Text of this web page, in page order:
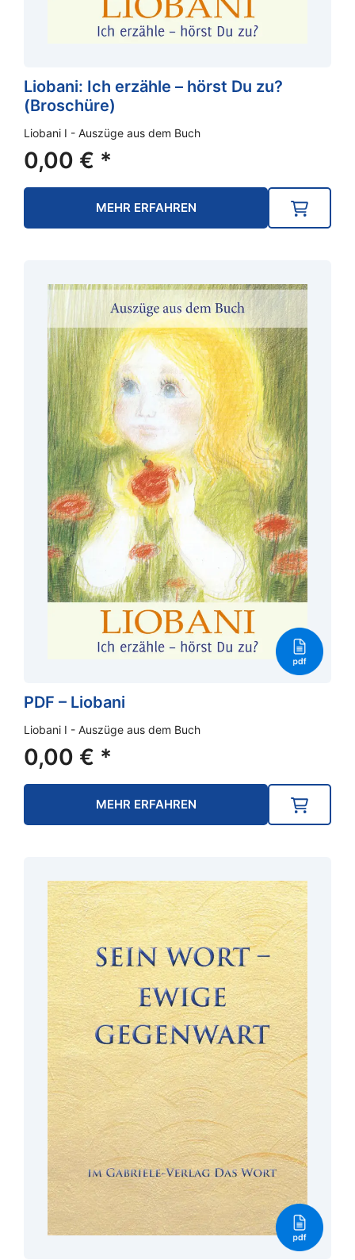
Liobani: Ich erzähle – hörst Du zu?
(Broschüre)
Liobani I - Auszüge aus dem Buch
0,00 € *
MEHR ERFAHREN
PDF – Liobani
Liobani I - Auszüge aus dem Buch
0,00 € *
MEHR ERFAHREN